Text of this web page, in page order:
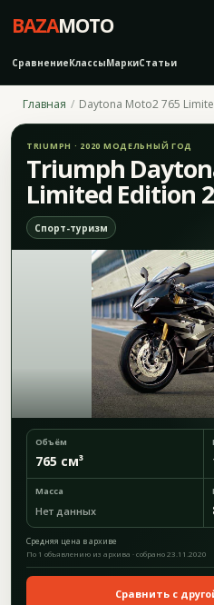
BAZAMOTO
СравнениеКлассыМаркиСтатьи
Главная Daytona Moto2 765
TRIUMPH · 2020 МОДЕЛЬНЫЙ ГОД
Triumph
Limited Edition
Спорт-туризм
Объём
765 см³
Масса
Нет данных
Средняя цена в архиве
По 1 объявлению из архива · собрано 23.11.2020
Сравнить с